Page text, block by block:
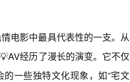
电影中最具代表性的一支。从
经历了漫长的演变。它不仅
一些独特文化现象，如“宅文